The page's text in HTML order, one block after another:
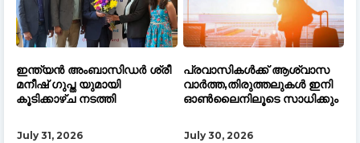
ഇന്ത്യൻ അംബാസിഡർ ശ്രീ
മനീഷ് ഗുപ്ത യുമായി
കൂടിക്കാഴ്ച നടത്തി
July 31, 2026
പ്രവാസികൾക്ക് ആശ്വാസ
വാർത്ത,തിരുത്തലുകൾ ഇനി
ഓൺലൈനിലൂടെ സാധിക്കും
July 30, 2026